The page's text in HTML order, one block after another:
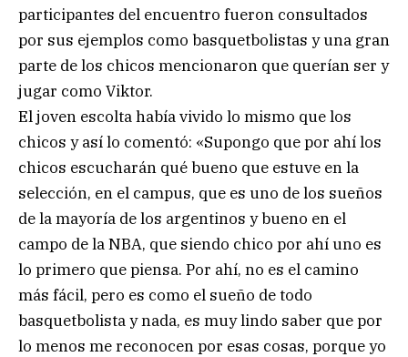
participantes del encuentro fueron consultados
por sus ejemplos como basquetbolistas y una gran
parte de los chicos mencionaron que querían ser y
jugar como Viktor.
El joven escolta había vivido lo mismo que los
chicos y así lo comentó: «Supongo que por ahí los
chicos escucharán qué bueno que estuve en la
selección, en el campus, que es uno de los sueños
de la mayoría de los argentinos y bueno en el
campo de la NBA, que siendo chico por ahí uno es
lo primero que piensa. Por ahí, no es el camino
más fácil, pero es como el sueño de todo
basquetbolista y nada, es muy lindo saber que por
lo menos me reconocen por esas cosas, porque yo